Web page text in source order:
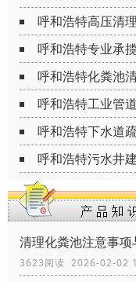
呼和浩特高压清
呼和浩特专业承
呼和浩特化粪池
呼和浩特工业管
呼和浩特下水道
呼和浩特污水井
清理化粪池注意事项
3623阅读 2026-02-02